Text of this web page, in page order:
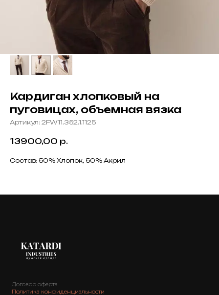
Кардиган хлопковый на
пуговицах, объемная вязка
Артикул: 2FW11.352.1.1125
13900,00 р.
Состав: 50% Хлопок, 50% Акрил
Договор оферта
Политика конфиденциальности